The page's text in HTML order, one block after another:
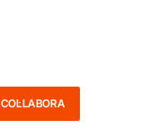
COL·LABORA